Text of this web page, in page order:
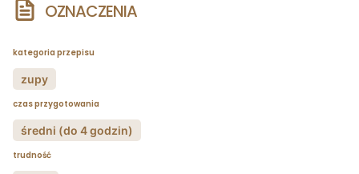
OZNACZENIA
kategoria przepisu
zupy
czas przygotowania
średni (do 4 godzin)
trudność